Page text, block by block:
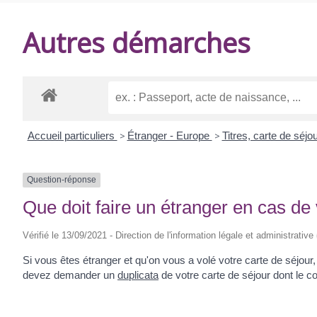
Autres démarches
Accueil particuliers > Étranger - Europe > Titres, carte de
Question-réponse
Que doit faire un étranger en cas
Vérifié le 13/09/2021 - Direction de l'information légale et administrative
Si vous êtes étranger et qu'on vous a volé votre carte de
devez demander un duplicata de votre carte de séjour dont le